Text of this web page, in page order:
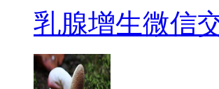
乳腺增生微信